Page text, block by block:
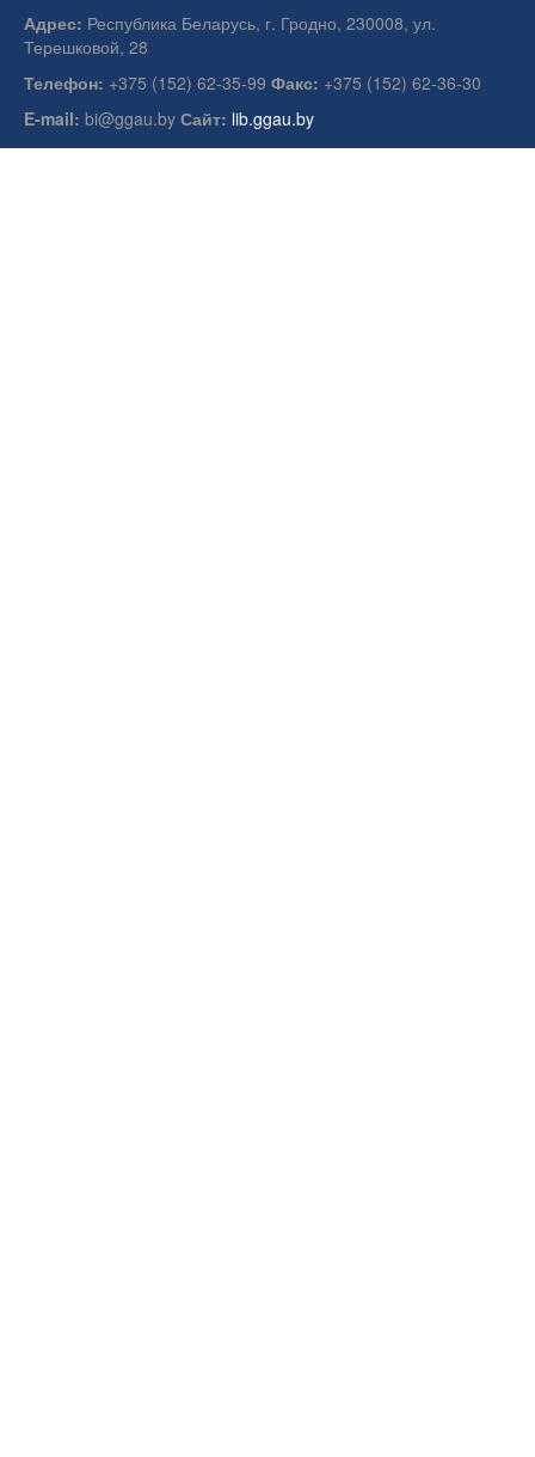
Адрес: Республика Беларусь, г. Гродно, 230008, ул.
Терешковой, 28
Телефон: +375 (152) 62-35-99 Факс: +375 (152) 62-36-30
E-mail: bi@ggau.by Сайт: lib.ggau.by